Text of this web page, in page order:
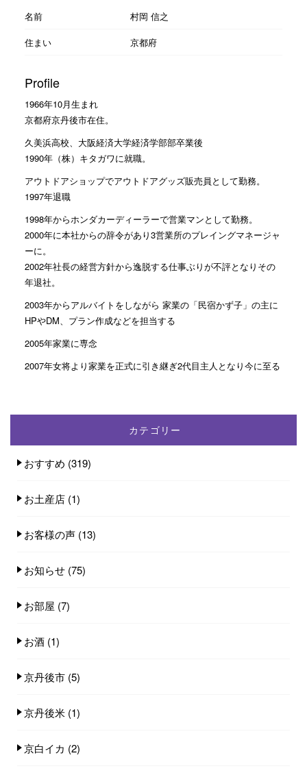
名前
村岡 信之
住まい
京都府
Profile
1966年10月生まれ
京都府京丹後市在住。
久美浜高校、大阪経済大学経済学部部卒業後
1990年（株）キタガワに就職。
アウトドアショップでアウトドアグッズ販売員として勤務。
1997年退職
1998年からホンダカーディーラーで営業マンとして勤務。
2000年に本社からの辞令があり3営業所のプレイングマネージャ
ーに。
2002年社長の経営方針から逸脱する仕事ぶりが不評となりその
年退社。
2003年からアルバイトをしながら 家業の「民宿かず子」の主に
HPやDM、プラン作成などを担当する
2005年家業に専念
2007年女将より家業を正式に引き継ぎ2代目主人となり今に至る
カテゴリー
おすすめ (319)
お土産店 (1)
お客様の声 (13)
お知らせ (75)
お部屋 (7)
お酒 (1)
京丹後市 (5)
京丹後米 (1)
京白イカ (2)